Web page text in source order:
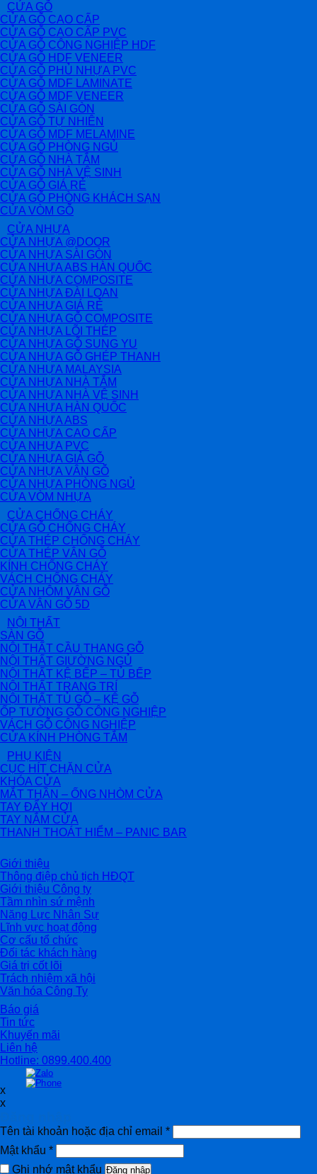
CỬA GỖ
CỬA GỖ CAO CẤP
CỬA GỖ CAO CẤP PVC
CỬA GỖ CÔNG NGHIỆP HDF
CỬA GỖ HDF VENEER
CỬA GỖ PHỦ NHỰA PVC
CỬA GỖ MDF LAMINATE
CỬA GỖ MDF VENEER
CỬA GỖ SÀI GÒN
CỬA GỖ TỰ NHIÊN
CỬA GỖ MDF MELAMINE
CỬA GỖ PHÒNG NGỦ
CỬA GỖ NHÀ TẮM
CỬA GỖ NHÀ VỆ SINH
CỬA GỖ GIÁ RẺ
CỬA GỖ PHÒNG KHÁCH SẠN
CỬA VÒM GỖ
CỬA NHỰA
CỬA NHỰA @DOOR
CỬA NHỰA SÀI GÒN
CỬA NHỰA ABS HÀN QUỐC
CỬA NHỰA COMPOSITE
CỬA NHỰA ĐÀI LOAN
CỬA NHỰA GIÁ RẺ
CỬA NHỰA GỖ COMPOSITE
CỬA NHỰA LÕI THÉP
CỬA NHỰA GỖ SUNG YU
CỬA NHỰA GỖ GHÉP THANH
CỬA NHỰA MALAYSIA
CỬA NHỰA NHÀ TẮM
CỬA NHỰA NHÀ VỆ SINH
CỬA NHỰA HÀN QUỐC
CỬA NHỰA ABS
CỬA NHỰA CAO CẤP
CỬA NHỰA PVC
CỬA NHỰA GIẢ GỖ
CỬA NHỰA VÂN GỖ
CỬA NHỰA PHÒNG NGỦ
CỬA VÒM NHỰA
CỬA CHỐNG CHÁY
CỬA GỖ CHỐNG CHÁY
CỬA THÉP CHỐNG CHÁY
CỬA THÉP VÂN GỖ
KÍNH CHỐNG CHÁY
VÁCH CHỐNG CHÁY
CỬA NHÔM VÂN GỖ
CỬA VÂN GỖ 5D
NỘI THẤT
SÀN GỖ
NỘI THẤT CẦU THANG GỖ
NỘI THẤT GIƯỜNG NGỦ
NỘI THẤT KỆ BẾP – TỦ BẾP
NỘI THẤT TRANG TRÍ
NỘI THẤT TỦ GỖ – KỆ GỖ
ỐP TƯỜNG GỖ CÔNG NGHIỆP
VÁCH GỖ CÔNG NGHIỆP
CỬA KÍNH PHÒNG TẮM
PHỤ KIỆN
CỤC HÍT CHẶN CỬA
KHÓA CỬA
MẮT THẦN – ỐNG NHÒM CỬA
TAY ĐẨY HƠI
TAY NẮM CỬA
THANH THOÁT HIỂM – PANIC BAR
Giới thiệu
Thông điệp chủ tịch HĐQT
Giới thiệu Công ty
Tầm nhìn sứ mệnh
Năng Lực Nhân Sự
Lĩnh vực hoạt động
Cơ cấu tổ chức
Đối tác khách hàng
Giá trị cốt lõi
Trách nhiệm xã hội
Văn hóa Công Ty
Báo giá
Tin tức
Khuyến mãi
Liên hệ
Hotline: 0899.400.400
x
x
Tên tài khoản hoặc địa chỉ email *
Mật khẩu *
Ghi nhớ mật khẩu Đăng nhập